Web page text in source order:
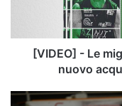
nuovo
acquisto
Avellino
[VIDEO] - Le
nuovo
Sidigas